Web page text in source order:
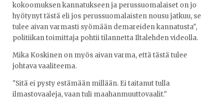
kokoomuksen kannatukseen ja perussuomalaiset on jo
hyötynyt tästä eli jos perussuomalaisten nousu jatkuu, se
tulee aivan varmasti syömään demareiden kannatusta",
politiikan toimittaja pohtii tilannetta Iltalehden videolla.
Mika Koskinen on myös aivan varma, että tästä tulee
johtava vaaliteema.
"Sitä ei pysty estämään millään. Ei taitanut tulla
ilmastovaaleja, vaan tuli maahanmuuttovaalit."